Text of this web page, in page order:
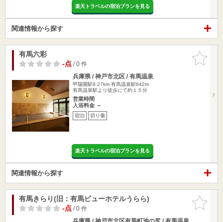
楽天トラベルの宿泊プランを見る
関連情報から探す
お気に入
りに追加
有馬六彩
-点/ 0 件
兵庫県 / 神戸市北区 / 有馬温泉
甲陽園駅8.27km 有馬温泉駅642m
有馬温泉駅より徒歩にて約１５分
営業時間
入浴料金 ～
宿泊 切り傷
楽天トラベルの宿泊プランを見る
関連情報から探す
お気に入
りに追加
有馬きらり(旧：有馬ビューホテルうらら)
-点/ 0 件